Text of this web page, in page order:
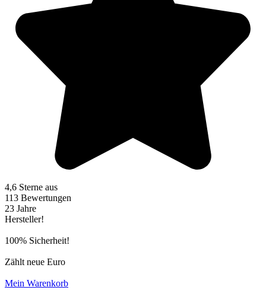
4,6 Sterne aus
113 Bewertungen
23 Jahre
Hersteller!
100% Sicherheit!
Zählt neue Euro
Mein Warenkorb